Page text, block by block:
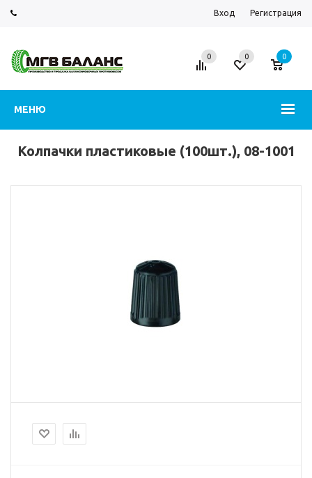
Вход Регистрация
МЕНЮ
0 0 0
Колпачки пластиковые (100шт.), 08-1001